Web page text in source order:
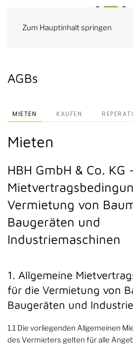
Zum Hauptinhalt springen
AGBs
MIETEN KAUFEN
Mieten
HBH GmbH & Co. KG
Vermietung von
Baugeräten und
Industriemaschinen
1. Allgemeine
für die Vermietung von
Baugeräten und
1.1 Die vorliegenden Allgemeinen
des Vermieters gelten für alle